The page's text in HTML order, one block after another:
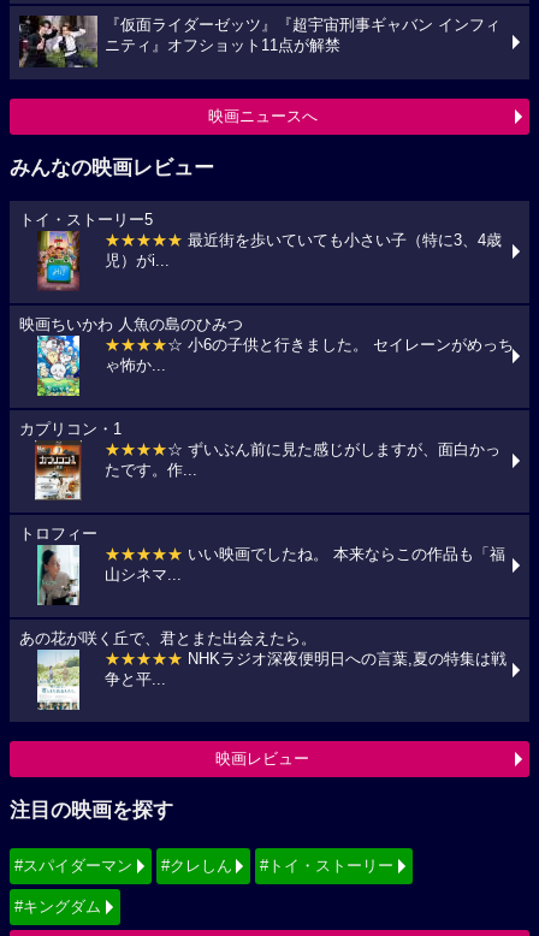
『仮面ライダーゼッツ』『超宇宙刑事ギャバン インフィ
ニティ』オフショット11点が解禁
映画ニュースへ
みんなの映画レビュー
トイ・ストーリー5
★★★★★ 最近街を歩いていても小さい子（特に3、4歳
児）がi...
映画ちいかわ 人魚の島のひみつ
★★★★☆ 小6の子供と行きました。 セイレーンがめっち
ゃ怖か...
カプリコン・1
★★★★☆ ずいぶん前に見た感じがしますが、面白かっ
たです。作...
トロフィー
★★★★★ いい映画でしたね。 本来ならこの作品も「福
山シネマ...
あの花が咲く丘で、君とまた出会えたら。
★★★★★ NHKラジオ深夜便明日への言葉,夏の特集は戦
争と平...
映画レビュー
注目の映画を探す
#スパイダーマン #クレしん #トイ・ストーリー
#キングダム